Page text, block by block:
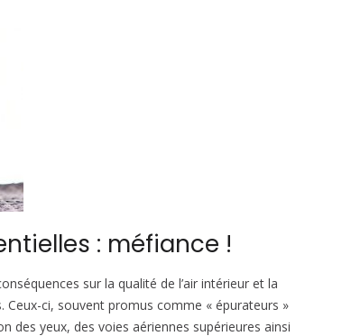
: méfiance !
sur la qualité de l’air intérieur et la
Ceux-ci, souvent promus comme « épurateurs »
des yeux, des voies aériennes supérieures ainsi